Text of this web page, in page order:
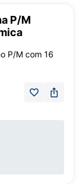
P/M
P/M com 16